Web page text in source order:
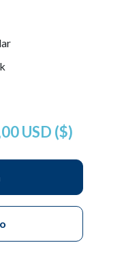
USD ($)